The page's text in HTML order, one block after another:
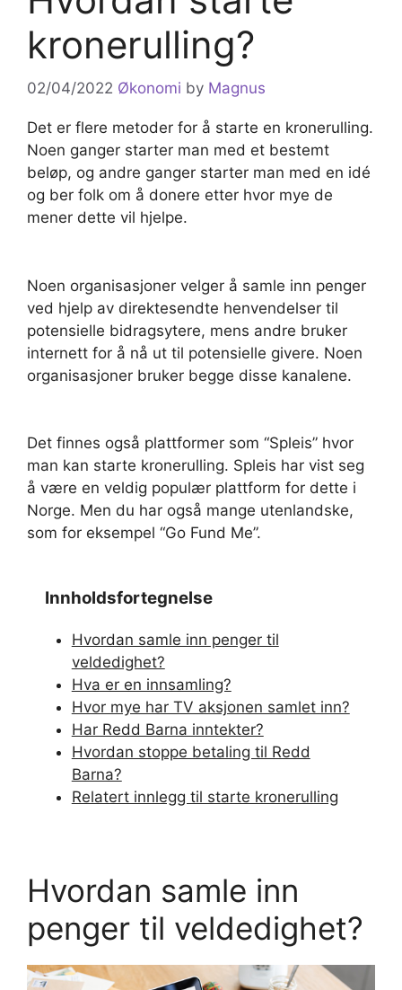
kronerulling?
02/04/2022 Økonomi by Magnus
Det er flere metoder for å starte en kronerulling.
Noen ganger starter man med et bestemt
beløp, og andre ganger starter man med en idé
og ber folk om å donere etter hvor mye de
mener dette vil hjelpe.
Noen organisasjoner velger å samle inn penger
ved hjelp av direktesendte henvendelser til
potensielle bidragsytere, mens andre bruker
internett for å nå ut til potensielle givere. Noen
organisasjoner bruker begge disse kanalene.
Det finnes også plattformer som “Spleis” hvor
man kan starte kronerulling. Spleis har vist seg
å være en veldig populær plattform for dette i
Norge. Men du har også mange utenlandske,
som for eksempel “Go Fund Me”.
Innholdsfortegnelse
Hvordan samle inn penger til
veldedighet?
Hva er en innsamling?
Hvor mye har TV aksjonen samlet inn?
Har Redd Barna inntekter?
Hvordan stoppe betaling til Redd
Barna?
Relatert innlegg til starte kronerulling
Hvordan samle inn
penger til veldedighet?